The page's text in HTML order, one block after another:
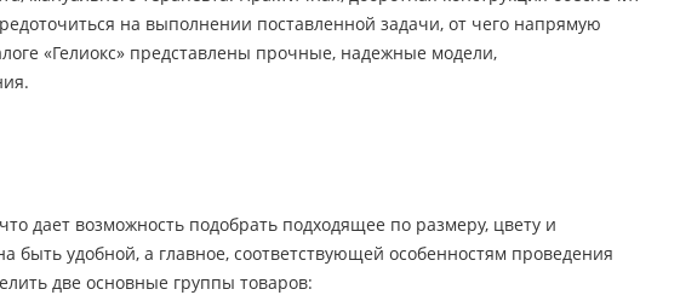
на выполнении поставленной задачи, от чего напрямую
«Гелиокс» представлены прочные, надежные модели,
дает возможность подобрать подходящее по размеру, цвету и
удобной, а главное, соответствующей особенностям проведения
две основные группы товаров: